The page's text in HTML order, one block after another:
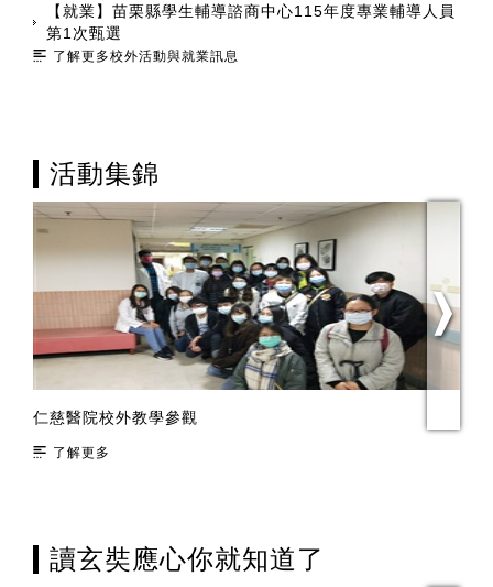
【就業】苗栗縣學生輔導諮商中心115年度專業輔導人員
第1次甄選
了解更多校外活動與就業訊息
活動集錦
仁慈醫院校外教學參觀
了解更多
讀玄奘應心你就知道了